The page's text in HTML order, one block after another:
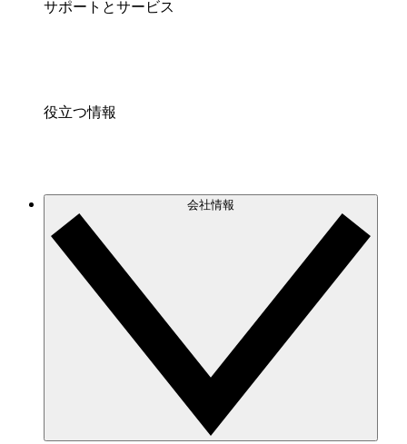
サポートとサービス
役立つ情報
会社情報